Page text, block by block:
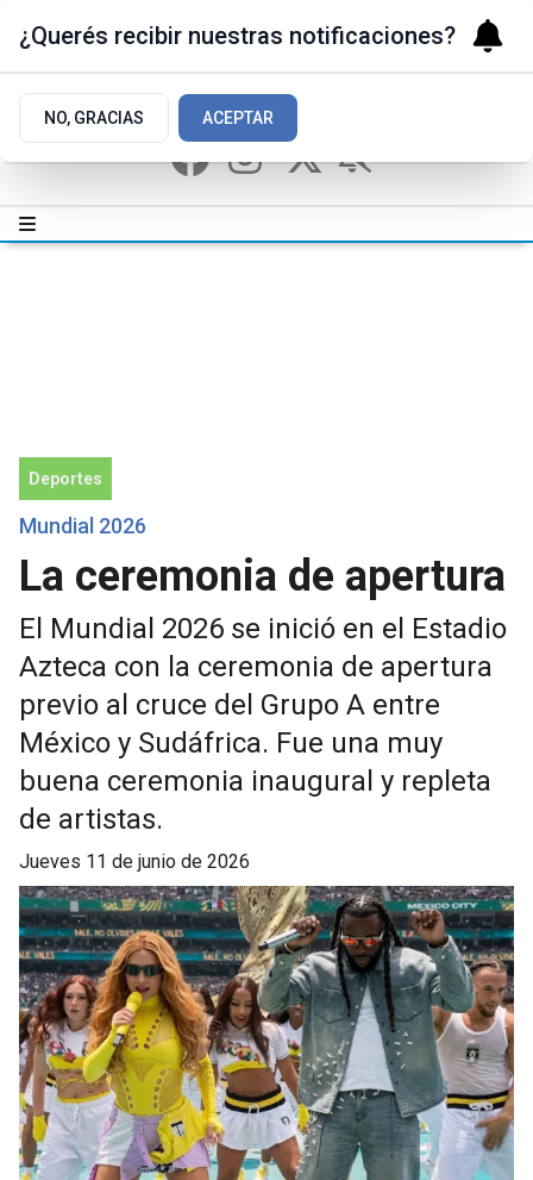
Deportes
Mundial 2026
La ceremonia de apertura
El Mundial 2026 se inició en el Estadio
Azteca con la ceremonia de apertura
previo al cruce del Grupo A entre
México y Sudáfrica. Fue una muy
buena ceremonia inaugural y repleta
de artistas.
jueves 11 de junio de 2026
¿Querés recibir nuestras notificaciones?
NO, GRACIAS ACEPTAR